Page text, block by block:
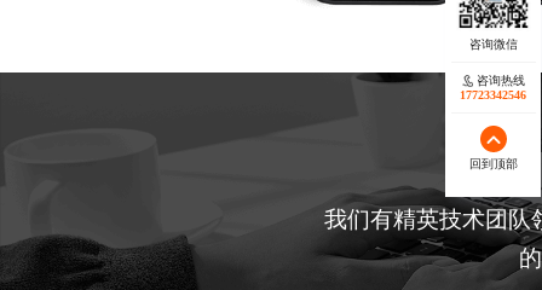
我们有精英技术团队
咨询热线
17723342546
回到顶部